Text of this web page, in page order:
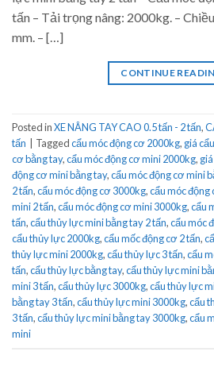
tấn – Tải trọng nâng: 2000kg. –
mm. – […]
CONTINUE
Posted inXE NÂNG TAY CAO 0.5 tấn - 2 tấn,
tấn
Taggedcẩu móc động cơ 2000kg, giá
cơ bằng tay,cẩu móc động cơ mini 2000kg,
động cơ mini bằng tay,cẩu móc động cơ mini
2 tấn,cẩu móc động cơ 3000kg,cẩu móc động
mini 2 tấn,cẩu móc động cơ mini 3000kg,cẩu
tấn,cẩu thủy lực mini bằng tay 2 tấn,cẩu móc
cẩu thủy lực 2000kg,cẩu mốc động cơ 2 tấn,
thủy lực mini 2000kg,cẩu thủy lực 3 tấn,cẩu
tấn,cẩu thủy lực bằng tay,cẩu thủy lực mini
mini 3 tấn,cẩu thủy lực 3000kg,cẩu thủy lực
bằng tay 3 tấn,cẩu thủy lực mini 3000kg,cẩu
3 tấn,cẩu thủy lực mini bằng tay 3000kg,cẩu
mini